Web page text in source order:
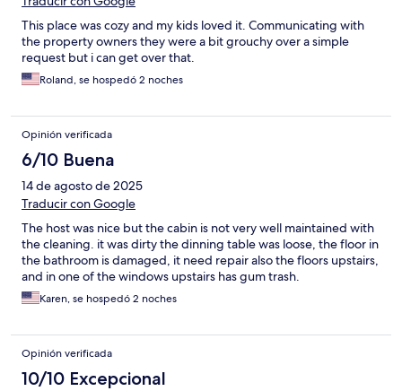
This place was cozy and my kids loved it. Communicating with
the property owners they were a bit grouchy over a simple
request but i can get over that.
Roland, se hospedó 2 noches
Opinión verificada
6/10 Buena
14 de agosto de 2025
Traducir con Google
The host was nice but the cabin is not very well maintained with
the cleaning. it was dirty the dinning table was loose, the floor in
the bathroom is damaged, it need repair also the floors upstairs,
and in one of the windows upstairs has gum trash.
Karen, se hospedó 2 noches
Opinión verificada
10/10 Excepcional